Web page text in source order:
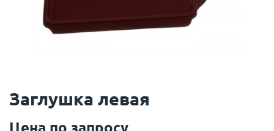
Заглушка левая
Цена по запросу